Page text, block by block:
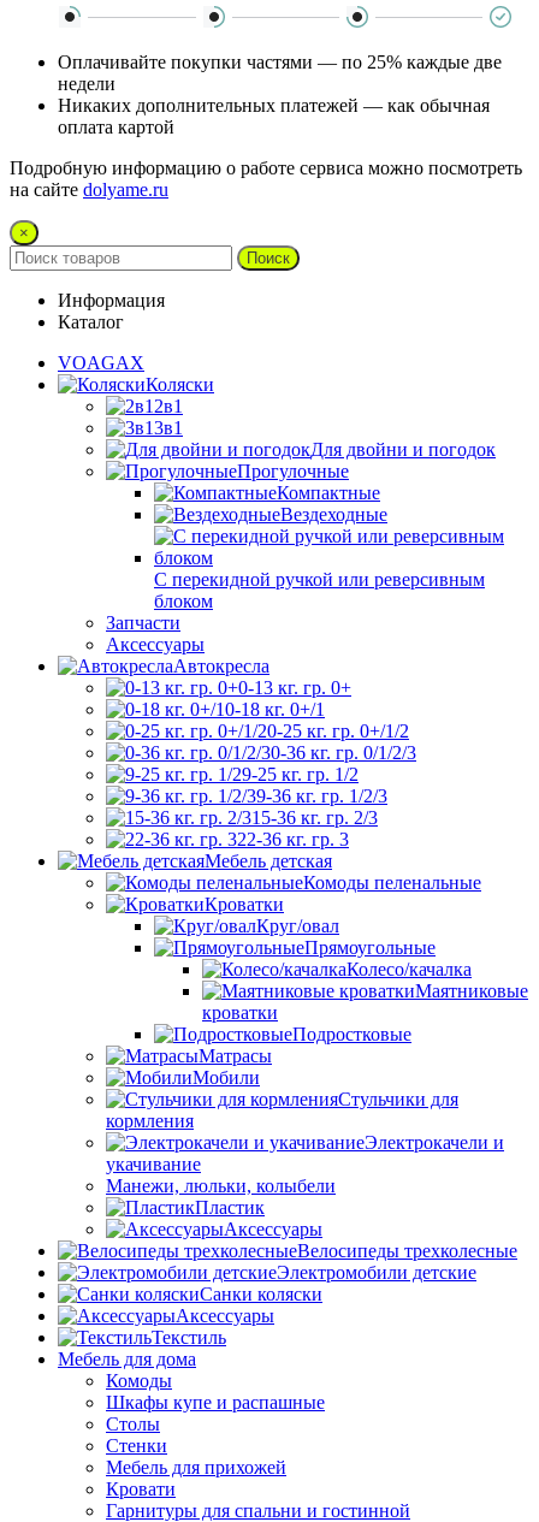
Оплачивайте покупки частями — по 25% каждые две
недели
Никаких дополнительных платежей — как обычная
оплата картой
Подробную информацию о работе сервиса можно посмотреть
на сайте dolyame.ru
×
Поиск
Информация
Каталог
VOAGAX
Коляски
2в1
3в1
Для двойни и погодок
Прогулочные
Компактные
Вездеходные
С перекидной ручкой или реверсивным
блоком
Запчасти
Аксессуары
Автокресла
0-13 кг. гр. 0+
0-18 кг. 0+/1
0-25 кг. гр. 0+/1/2
0-36 кг. гр. 0/1/2/3
9-25 кг. гр. 1/2
9-36 кг. гр. 1/2/3
15-36 кг. гр. 2/3
22-36 кг. гр. 3
Мебель детская
Комоды пеленальные
Кроватки
Круг/овал
Прямоугольные
Колесо/качалка
Маятниковые
кроватки
Подростковые
Матрасы
Мобили
Стульчики для
кормления
Электрокачели и
укачивание
Манежи, люльки, колыбели
Пластик
Аксессуары
Велосипеды трехколесные
Электромобили детские
Санки коляски
Аксессуары
Текстиль
Мебель для дома
Комоды
Шкафы купе и распашные
Столы
Стенки
Мебель для прихожей
Кровати
Гарнитуры для спальни и гостинной